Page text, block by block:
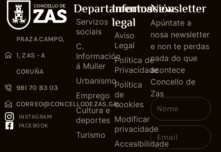
PRAZA CAMPO,
1, ZAS - A
CORUÑA
981 70 83 03
CORREO@CONCELLODEZAS.GAL
INSTAGRAM
FACEBOOK
Departamentos
Servizos
sociais
C.
Información
á Muller
Urbanismo
Emprego
Cultura e
deportes
Turismo
Información
legal
Aviso
Legal
Política de
Privacidade
Política
de
cookies
Modificar
privacidade
Accesibilidade
Newsletter
Apúntate a
nosa newsletter
e non te perdas
nada do que
acontece
Concello de
Zas